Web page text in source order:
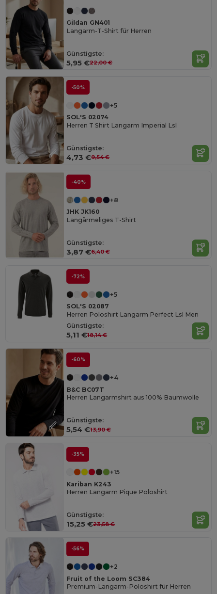
Gildan GN401
Langarm-T-Shirt für Herren
Günstigste:
5,95 €22,00 €
-50%
+5
SOL'S 02074
Herren T Shirt Langarm Imperial Lsl
Günstigste:
4,73 €9,54 €
-40%
+8
JHK JK160
Langärmeliges T-Shirt
Günstigste:
3,87 €6,40 €
-72%
+5
SOL'S 02087
Herren Poloshirt Langarm Perfect Lsl Men
Günstigste:
5,11 €18,14 €
-60%
+4
B&C BC07T
Herren Langarmshirt aus 100% Baumwolle
Günstigste:
5,54 €13,90 €
-35%
+15
Kariban K243
Herren Langarm Pique Poloshirt
Günstigste:
15,25 €23,58 €
-56%
+2
Fruit of the Loom SC384
Premium-Langarm-Poloshirt für Herren